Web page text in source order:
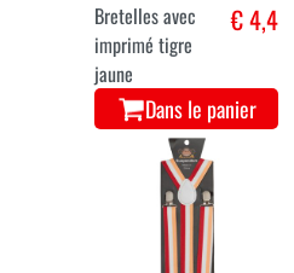
Bretelles avec
imprimé tigre
jaune
€ 4,4
Dans le panier